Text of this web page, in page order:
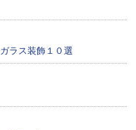
ラス装飾１０選